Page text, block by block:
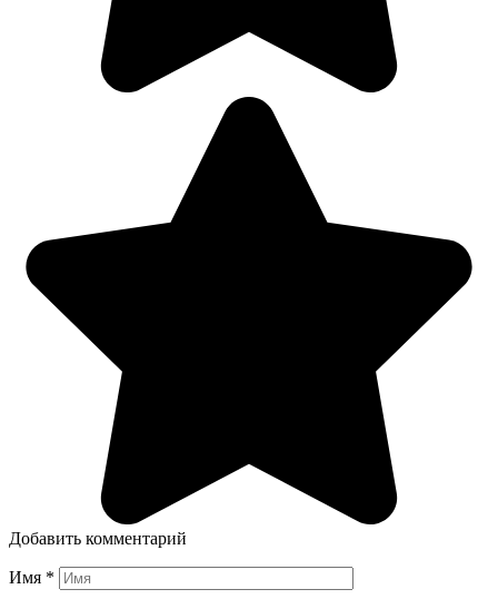
Добавить комментарий
Имя *